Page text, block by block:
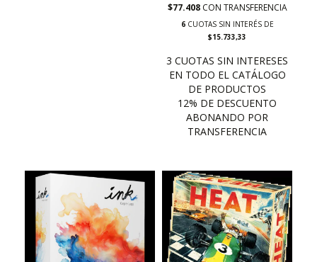
$77.408 CON TRANSFERENCIA
6CUOTAS SIN INTERÉS DE
$15.733,33